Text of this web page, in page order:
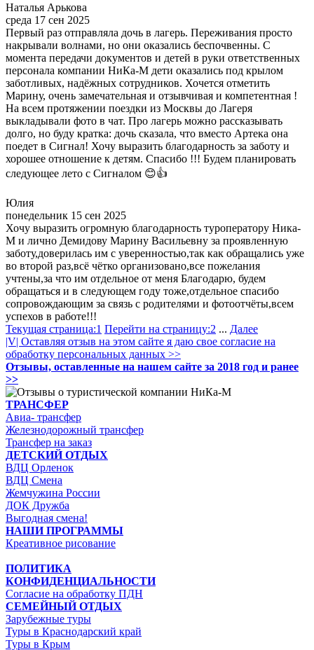
Наталья Арькова
среда 17 сен 2025
Первый раз отправляла дочь в лагерь. Переживания просто
накрывали волнами, но они оказались беспочвенны. С
момента передачи документов и детей в руки ответственных
персонала компании НиКа-М дети оказались под крылом
заботливых, надёжных сотрудников. Хочется отметить
Марину, очень замечательная и отзывчивая и компетентная !
На всем протяжении поездки из Москвы до Лагеря
выкладывали фото в чат. Про лагерь можно рассказывать
долго, но буду кратка: дочь сказала, что вместо Артека она
поедет в Сигнал! Хочу выразить благодарность за заботу и
хорошее отношение к детям. Спасибо !!! Будем планировать
следующее лето с Сигналом 😊👍
Юлия
понедельник 15 сен 2025
Хочу выразить огромную благодарность туроператору Ника-
М и лично Демидову Марину Васильевну за проявленную
заботу,доверилась им с уверенностью,так как обращались уже
во второй раз,всё чётко организовано,все пожелания
учтены,за что им отдельное от меня Благодарю, будем
обращаться и в следующем году тоже,отдельное спасибо
сопровождающим за связь с родителями и фотоотчёты,всем
успехов в работе!!!
Текущая страница:1 Перейти на страницу:2 ... Далее
|V| Оставляя отзыв на этом сайте я даю свое согласие на
обработку персональных данных >>
Отзывы, оставленные на нашем сайте за 2018 год и ранее
>>
ТРАНСФЕР
Авиа- трансфер
Железнодорожный трансфер
Трансфер на заказ
ДЕТСКИЙ ОТДЫХ
ВДЦ Орленок
ВДЦ Смена
Жемчужина России
ДОК Дружба
Выгодная смена!
НАШИ ПРОГРАММЫ
Креативное рисование
ПОЛИТИКА
КОНФИДЕНЦИАЛЬНОСТИ
Согласие на обработку ПДН
СЕМЕЙНЫЙ ОТДЫХ
Зарубежные туры
Туры в Краснодарский край
Туры в Крым